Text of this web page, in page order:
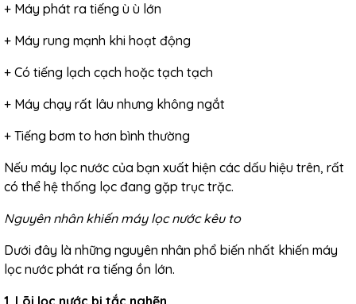
+ Máy phát ra tiếng ù ù lớn
+ Máy rung mạnh khi hoạt động
+ Có tiếng lạch cạch hoặc tạch tạch
+ Máy chạy rất lâu nhưng không ngắt
+ Tiếng bơm to hơn bình thường
Nếu máy lọc nước của bạn xuất hiện các dấu hiệu trên, rất
có thể hệ thống lọc đang gặp trục trặc.
Nguyên nhân khiến máy lọc nước kêu to
Dưới đây là những nguyên nhân phổ biến nhất khiến máy
lọc nước phát ra tiếng ồn lớn.
1. Lõi lọc nước bị tắc nghẽn